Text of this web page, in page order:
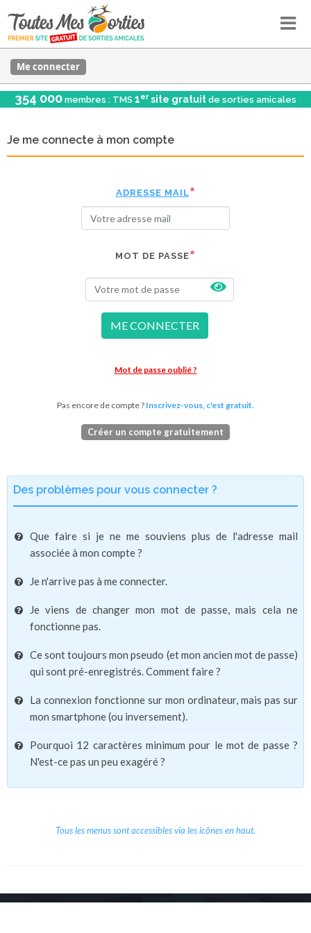
Me connecter
354 000 membres : TMS 1er site gratuit de sorties amicales
Je me connecte à mon compte
ADRESSE MAIL
MOT DE PASSE
ME CONNECTER
Mot de passe oublié ?
Pas encore de compte ? Inscrivez-vous, c'est gratuit.
Créer un compte gratuitement
Des problèmes pour vous connecter ?
Que faire si je ne me souviens plus de l'adresse mail
associée à mon compte ?
Je n'arrive pas à me connecter.
Je viens de changer mon mot de passe, mais cela ne
fonctionne pas.
Ce sont toujours mon pseudo (et mon ancien mot de passe)
qui sont pré-enregistrés. Comment faire ?
La connexion fonctionne sur mon ordinateur, mais pas sur
mon smartphone (ou inversement).
Pourquoi 12 caractères minimum pour le mot de passe ?
N'est-ce pas un peu exagéré ?
Tous les menus sont accessibles via les icônes en haut.